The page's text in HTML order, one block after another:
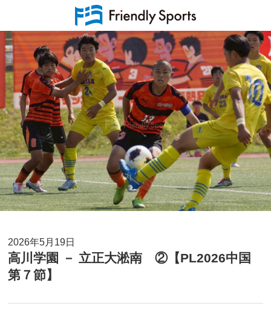
2026年5月19日
高川学園 － 立正大淞南 ②【PL2026中国
第７節】